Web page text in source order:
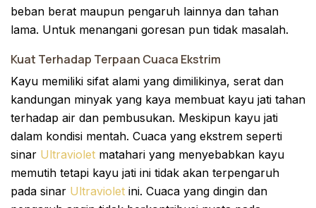
beban berat maupun pengaruh lainnya dan tahan
lama. Untuk menangani goresan pun tidak masalah.
Kuat Terhadap Terpaan Cuaca Ekstrim
Kayu memiliki sifat alami yang dimilikinya, serat dan
kandungan minyak yang kaya membuat kayu jati tahan
terhadap air dan pembusukan. Meskipun kayu jati
dalam kondisi mentah. Cuaca yang ekstrem seperti
sinar Ultraviolet matahari yang menyebabkan kayu
memutih tetapi kayu jati ini tidak akan terpengaruh
pada sinar Ultraviolet ini. Cuaca yang dingin dan